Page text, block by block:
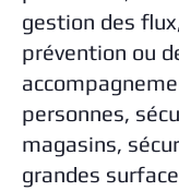
gestion des
prévention ou
personnes,
magasins,
grandes